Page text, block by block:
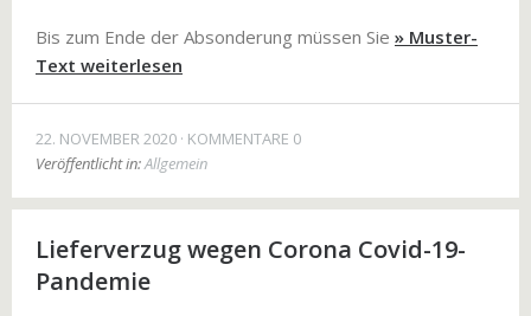
Bis zum Ende der Absonderung müssen Sie » Muster-
Text weiterlesen
22. NOVEMBER 2020 KOMMENTARE 0
Veröffentlicht in:Allgemein
Lieferverzug wegen Corona Covid-19-
Pandemie